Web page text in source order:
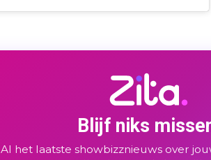
Blijf niks
Al het laatste showbizznieuws over